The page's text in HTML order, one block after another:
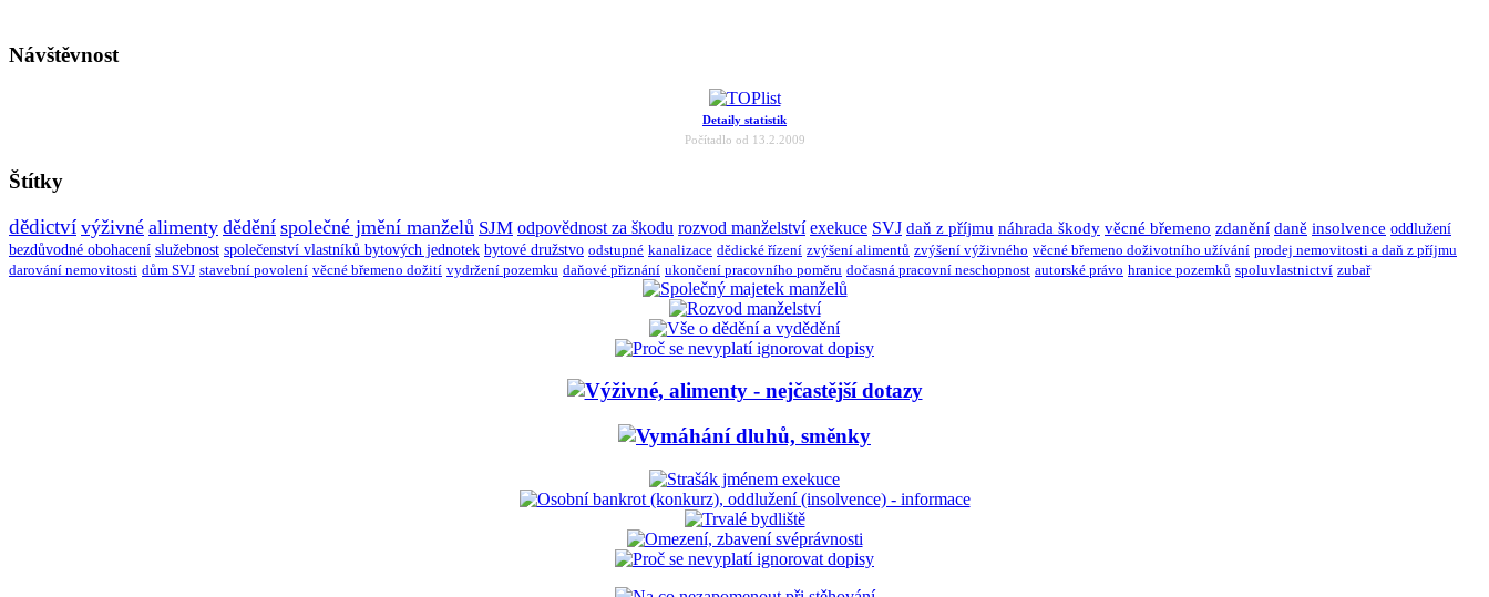
Návštěvnost
Detaily statistik
Počítadlo od 13.2.2009
Štítky
dědictví výživné alimenty dědění společné jmění manželů SJM odpovědnost za škodu rozvod manželství exekuce SVJ daň z příjmu náhrada škody věcné břemeno zdanění daně insolvence oddlužení
bezdůvodné obohacení služebnost společenství vlastníků bytových jednotek bytové družstvo odstupné kanalizace dědické řízení zvýšení alimentů zvýšení výživného věcné břemeno doživotního užívání prodej nemovitosti a daň z příjmu
darování nemovitosti dům SVJ stavební povolení věcné břemeno dožití vydržení pozemku daňové přiznání ukončení pracovního poměru dočasná pracovní neschopnost autorské právo hranice pozemků spoluvlastnictví zubař